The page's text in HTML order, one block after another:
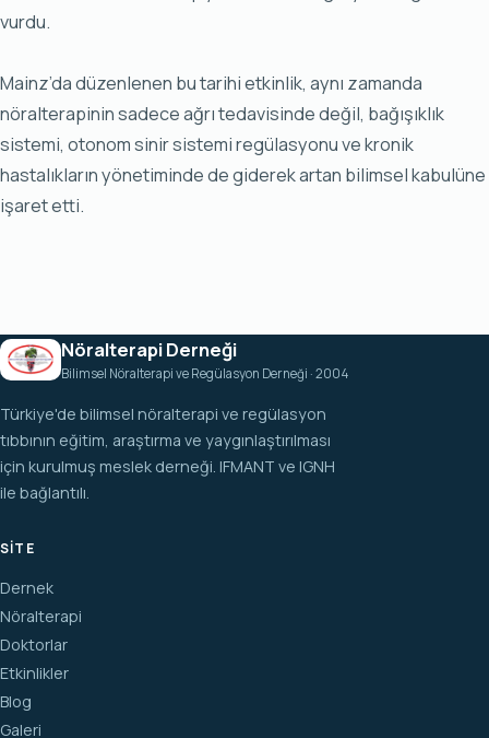
vurdu.
Mainz’da düzenlenen bu tarihi etkinlik, aynı zamanda
nöralterapinin sadece ağrı tedavisinde değil, bağışıklık
sistemi, otonom sinir sistemi regülasyonu ve kronik
hastalıkların yönetiminde de giderek artan bilimsel kabulüne
işaret etti.
Nöralterapi Derneği
Bilimsel Nöralterapi ve Regülasyon Derneği · 2004
Türkiye'de bilimsel nöralterapi ve regülasyon
tıbbının eğitim, araştırma ve yaygınlaştırılması
için kurulmuş meslek derneği. IFMANT ve IGNH
ile bağlantılı.
SITE
Dernek
Nöralterapi
Doktorlar
Etkinlikler
Blog
Galeri